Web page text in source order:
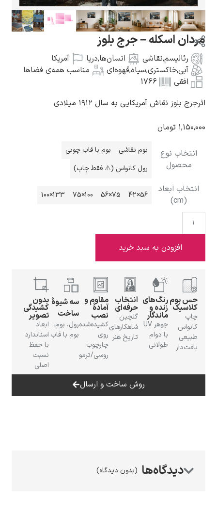
گوستاو کلیمت
ادوارد هاپر
ادگار دگا
اسکله – جرج بلوز
رئالیسم,نقاشی انسان‌ها,دریا
آمریکا
آبی,خاکستری,سیاه,قهوه‌ای
مناسب همه‌ی فضاها
افقی
1766
بلوز نقاش آمریکایی به سال ۱۹۱۲ میلادی
تومان
انتخاب نوع
محصول
بوم نقاشی
بوم با قاب چوبی
رول کانواس (⚠️ فقط چاپ)
انتخاب ابعاد
75×56
100×75
133×100
افزودن به سبد خرید
حس بوم
کلاسیک
کانواس
طبیعی
بافت‌دار
رنگ‌های
زنده و
ماندگار
جوهر UV
با دوام
طولانی
انتخاب
حرفه‌ای
گلچین
شاهکارهای
تاریخ هنر
مقاوم و
آمادهٔ
نصب
کشیده‌شده
روی
چارچوب
روسی/ترمو
سه شیوهٔ
ساخت
رول، بوم،
بوم با قاب
بدون
کشیدگی
تصویر
ابعاد
استاندارد
با حفظ
نسبت
روش ساخت و ارسال
(بدون دیدگاه)